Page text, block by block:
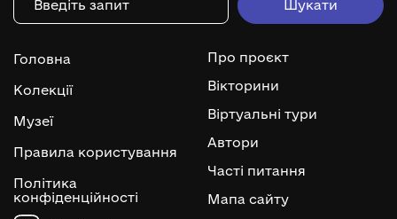
Головна
Колекції
Музеї
Правила користування
Політика
конфіденційності
Про проєкт
Вікторини
Віртуальні тури
Автори
Часті питання
Мапа сайту